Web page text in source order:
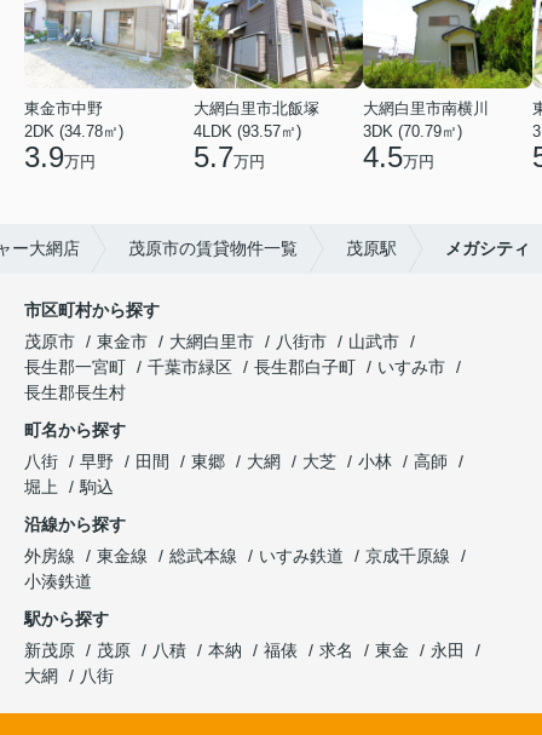
東金市中野
2DK (34.78㎡)
3.9万円
大網白里市北飯塚
4LDK (93.57㎡)
5.7万円
大網白里市南横川
3DK (70.79㎡)
4.5万円
ー大網店 茂原市の賃貸物件一覧 茂原駅 メガシティ
市区町村から探す
茂原市
東金市 大網白里市 八街市
山武市
長生郡一宮町
千葉市緑区 長生郡白子町
いすみ市
長生郡長生村
町名から探す
八街
早野 田間 東郷 大網 大芝 小林
高師
堀上
駒込
沿線から探す
外房線
東金線 総武本線 いすみ鉄道
京成千原線
小湊鉄道
駅から探す
新茂原
茂原 八積 本納 福俵 求名 東金
永田
大網
八街